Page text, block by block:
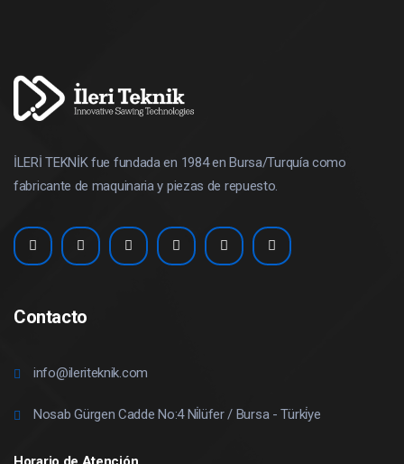
İLERİ TEKNİK fue fundada en 1984 en Bursa/Turquía como
fabricante de maquinaria y piezas de repuesto.
Contacto
info@ileriteknik.com
Nosab Gürgen Cadde No:4 Ni̇lüfer / Bursa - Türki̇ye